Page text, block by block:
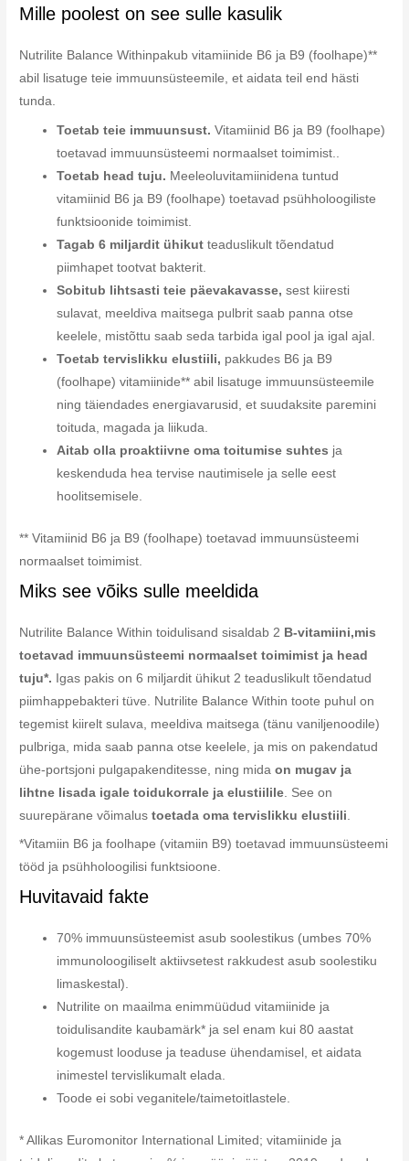
Mille poolest on see sulle kasulik
Nutrilite Balance Withinpakub vitamiinide B6 ja B9 (foolhape)**
abil lisatuge teie immuunsüsteemile, et aidata teil end hästi
tunda.
Toetab teie immuunsust.Vitamiinid B6 ja B9 (foolhape)
toetavad immuunsüsteemi normaalset toimimist..
Toetab head tuju. Meeleoluvitamiinidena tuntud
vitamiinid B6 ja B9 (foolhape) toetavad psühholoogiliste
funktsioonide toimimist.
Tagab 6 miljardit ühikutteaduslikult tõendatud
piimhapet tootvat bakterit.
Sobitub lihtsasti teie päevakavasse,sest kiiresti
sulavat, meeldiva maitsega pulbrit saab panna otse
keelele, mistõttu saab seda tarbida igal pool ja igal ajal.
Toetab tervislikku elustiili, pakkudes B6 ja B9
(foolhape) vitamiinide** abil lisatuge immuunsüsteemile
ning täiendades energiavarusid, et suudaksite paremini
toituda, magada ja liikuda.
Aitab olla proaktiivne oma toitumise suhtes ja
keskenduda hea tervise nautimisele ja selle eest
hoolitsemisele.
** Vitamiinid B6 ja B9 (foolhape) toetavad immuunsüsteemi
normaalset toimimist.
Miks see võiks sulle meeldida
Nutrilite Balance Within toidulisand sisaldab 2 B-vitamiini,mis
toetavad immuunsüsteemi normaalset toimimist ja head
tuju*. Igas pakis on 6 miljardit ühikut 2 teaduslikult tõendatud
piimhappebakteri tüve. Nutrilite Balance Within toote puhul on
tegemist kiirelt sulava, meeldiva maitsega (tänu vaniljenoodile)
pulbriga, mida saab panna otse keelele, ja mis on pakendatud
ühe-portsjoni pulgapakenditesse, ning midaon mugav ja
lihtne lisada igale toidukorrale ja elustiilile . See on
suurepärane võimalustoetada oma tervislikku elustiili
*Vitamiin B6 ja foolhape (vitamiin B9) toetavad immuunsüsteemi
tööd ja psühholoogilisi funktsioone.
Huvitavaid fakte
70% immuunsüsteemist asub soolestikus (umbes 70%
immunoloogiliselt aktiivsetest rakkudest asub soolestiku
limaskestal).
Nutrilite on maailma enimmüüdud vitamiinide ja
toidulisandite kaubamärk* ja sel enam kui 80 aastat
kogemust looduse ja teaduse ühendamisel, et aidata
inimestel tervislikumalt elada.
Toode ei sobi veganitele/taimetoitlastele.
* Allikas Euromonitor International Limited; vitamiinide ja